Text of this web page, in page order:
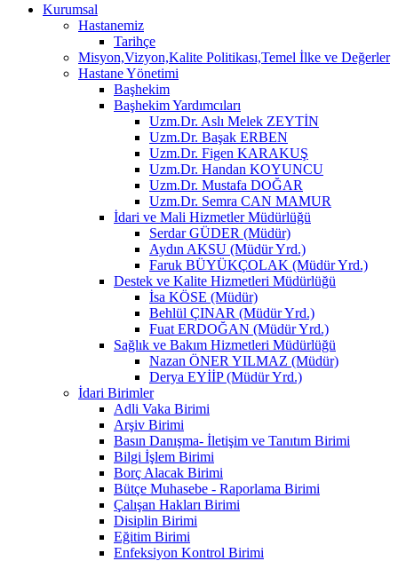
Kurumsal
Hastanemiz
Tarihçe
Misyon,Vizyon,Kalite Politikası,Temel İlke ve Değerler
Hastane Yönetimi
Başhekim
Başhekim Yardımcıları
Uzm.Dr. Aslı Melek ZEYTİN
Uzm.Dr. Başak ERBEN
Uzm.Dr. Figen KARAKUŞ
Uzm.Dr. Handan KOYUNCU
Uzm.Dr. Mustafa DOĞAR
Uzm.Dr. Semra CAN MAMUR
İdari ve Mali Hizmetler Müdürlüğü
Serdar GÜDER (Müdür)
Aydın AKSU (Müdür Yrd.)
Faruk BÜYÜKÇOLAK (Müdür Yrd.)
Destek ve Kalite Hizmetleri Müdürlüğü
İsa KÖSE (Müdür)
Behlül ÇINAR (Müdür Yrd.)
Fuat ERDOĞAN (Müdür Yrd.)
Sağlık ve Bakım Hizmetleri Müdürlüğü
Nazan ÖNER YILMAZ (Müdür)
Derya EYİİP (Müdür Yrd.)
İdari Birimler
Adli Vaka Birimi
Arşiv Birimi
Basın Danışma- İletişim ve Tanıtım Birimi
Bilgi İşlem Birimi
Borç Alacak Birimi
Bütçe Muhasebe - Raporlama Birimi
Çalışan Hakları Birimi
Disiplin Birimi
Eğitim Birimi
Enfeksiyon Kontrol Birimi